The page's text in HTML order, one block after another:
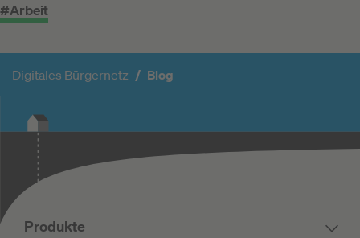
#Arbeit
Digitales Bürgernetz Blog
Produkte